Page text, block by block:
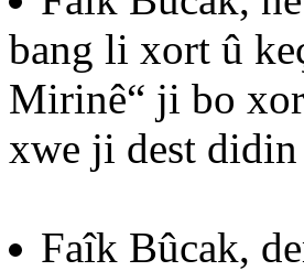
bang li xort û
Mirinê“ ji bo
xwe ji dest
Faîk Bûcak,